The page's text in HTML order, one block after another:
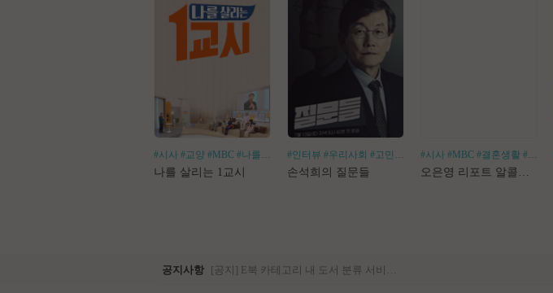
#시사 #교양 #MBC #나를살리는
나를 살리는 1교시
#인터뷰 #우리사회 #고민거리 #분야별
손석희의 질문들
#시사 #MBC #결혼생활 #알코올중독
공지사항
[공지] 사이트 내 장기 콘텐츠 정리 작업 진행